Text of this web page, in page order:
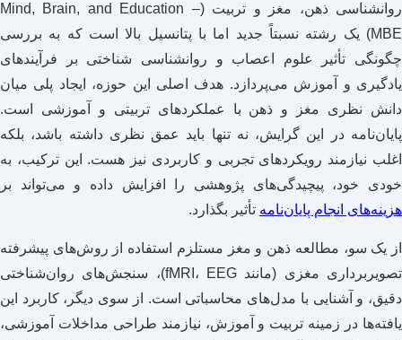
روانشناسی ذهن، مغز و تربیت (Mind, Brain, and Education –
MBE) یک رشته نسبتاً جدید اما با پتانسیل بالا است که به بررسی
چگونگی تأثیر علوم اعصاب و روانشناسی شناختی بر فرآیندهای
یادگیری و آموزش می‌پردازد. هدف اصلی این حوزه، ایجاد پلی میان
دانش نظری مغز و ذهن با عملکردهای تربیتی و آموزشی است.
پایان‌نامه در این گرایش، نه تنها باید عمق نظری داشته باشد، بلکه
اغلب نیازمند رویکردهای تجربی و کاربردی نیز هست. این ترکیب، به
خودی خود، پیچیدگی‌های پژوهشی را افزایش داده و می‌تواند بر
هزینه‌های انجام پایان‌نامه تأثیر بگذارد.
از یک سو، مطالعه ذهن و مغز مستلزم استفاده از روش‌های پیشرفته
تصویربرداری مغزی (مانند fMRI، EEG)، سنجش‌های روان‌شناختی
دقیق، و آشنایی با مدل‌های محاسباتی است. از سوی دیگر، کاربرد این
یافته‌ها در زمینه تربیت و آموزش، نیازمند طراحی مداخلات آموزشی،